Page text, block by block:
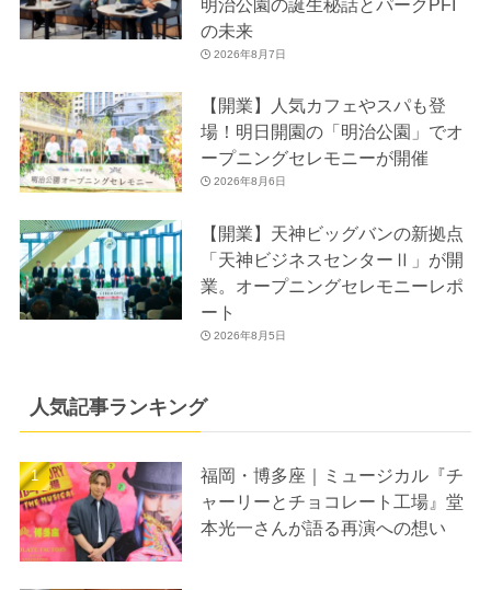
明治公園の誕生秘話とパークPFI
の未来
2026年8月7日
【開業】人気カフェやスパも登
場！明日開園の「明治公園」でオ
ープニングセレモニーが開催
2026年8月6日
【開業】天神ビッグバンの新拠点
「天神ビジネスセンターⅡ」が開
業。オープニングセレモニーレポ
ート
2026年8月5日
人気記事ランキング
福岡・博多座｜ミュージカル『チ
ャーリーとチョコレート工場』堂
本光一さんが語る再演への想い